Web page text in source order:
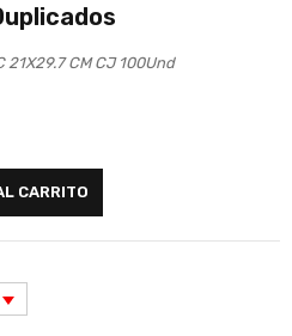
21X29.7 CM CJ 100Und
CARRITO